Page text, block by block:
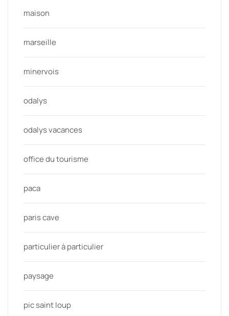
maison
marseille
minervois
odalys
odalys vacances
office du tourisme
paca
paris cave
particulier à particulier
paysage
pic saint loup